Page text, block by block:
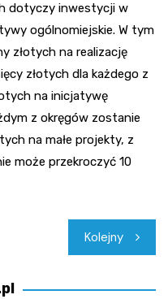
dotyczy inwestycji w
ogólnomiejskie. W tym
złotych na realizację
złotych dla każdego z
na inicjatywę
z okręgów zostanie
na małe projekty, z
może przekroczyć 10
Kolejny